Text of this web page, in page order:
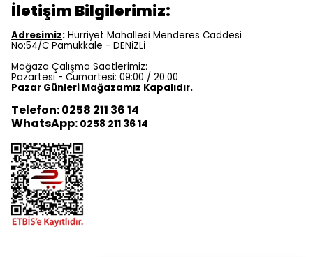
İletişim Bilgilerimiz:
Adresimiz: Hürriyet Mahallesi Menderes Caddesi
No:54/C Pamukkale - DENİZLİ
Mağaza Çalışma Saatlerimiz:
Pazartesi - Cumartesi: 09:00 / 20:00
Pazar Günleri Mağazamız Kapalıdır.
Telefon: 0258 211 36 14
WhatsApp: 0258 211 36 14